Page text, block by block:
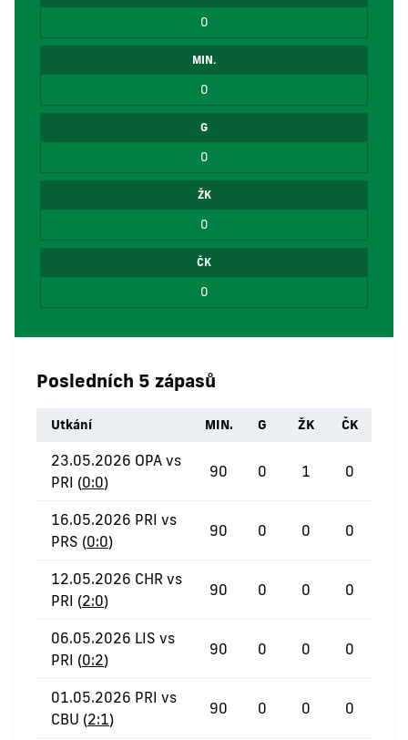
0
MIN.
0
G
0
ŽK
0
ČK
0
Posledních 5 zápasů
Utkání MIN. G ŽK ČK
23.05.2026 OPA vs
PRI (0:0)
90 0 1 0
16.05.2026 PRI vs
PRS (0:0)
90 0 0 0
12.05.2026 CHR vs
PRI (2:0)
90 0 0 0
06.05.2026 LIS vs
PRI (0:2)
90 0 0 0
01.05.2026 PRI vs
CBU (2:1)
90 0 0 0